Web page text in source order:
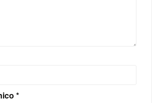
*